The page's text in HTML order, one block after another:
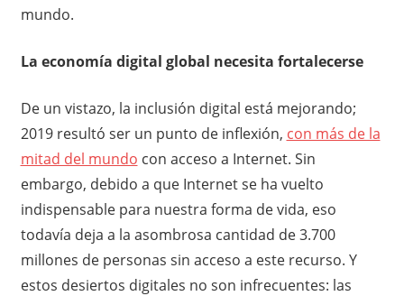
mundo.
La economía digital global necesita fortalecerse
De un vistazo, la inclusión digital está mejorando;
2019 resultó ser un punto de inflexión, con más de la
mitad del mundo con acceso a Internet. Sin
embargo, debido a que Internet se ha vuelto
indispensable para nuestra forma de vida, eso
todavía deja a la asombrosa cantidad de 3.700
millones de personas sin acceso a este recurso. Y
estos desiertos digitales no son infrecuentes: las